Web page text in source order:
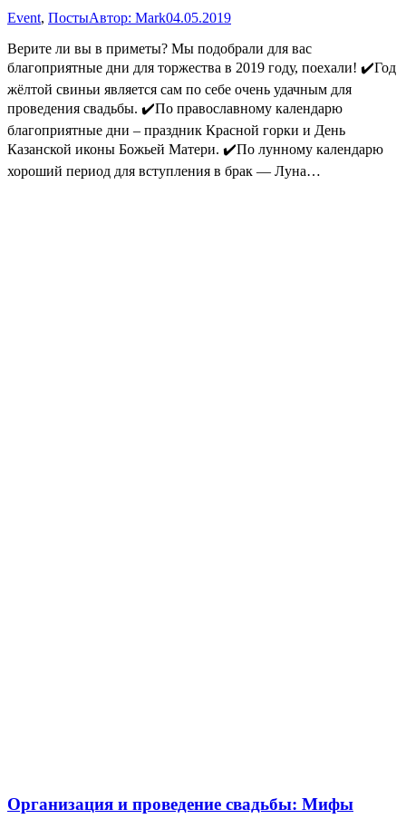
Event, ПостыАвтор: Mark04.05.2019
Верите ли вы в приметы? Мы подобрали для вас
благоприятные дни для торжества в 2019 году, поехали! ✔️Год
жёлтой свиньи является сам по себе очень удачным для
проведения свадьбы. ✔️По православному календарю
благоприятные дни – праздник Красной горки и День
Казанской иконы Божьей Матери. ✔️По лунному календарю
хороший период для вступления в брак — Луна…
Организация и проведение свадьбы: Мифы